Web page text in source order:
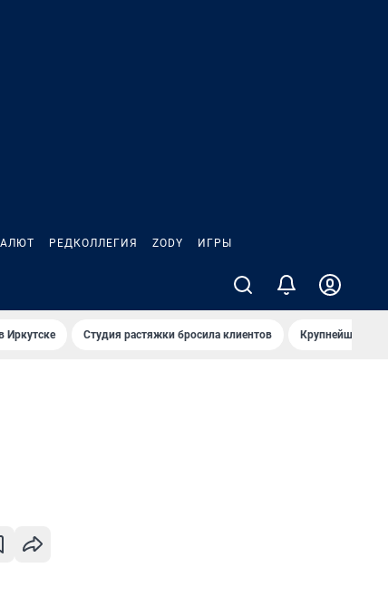
РЕДКОЛЛЕГИЯ ZODY ИГРЫ
Иркутске Студия растяжки бросила клиентов Крупнейшие